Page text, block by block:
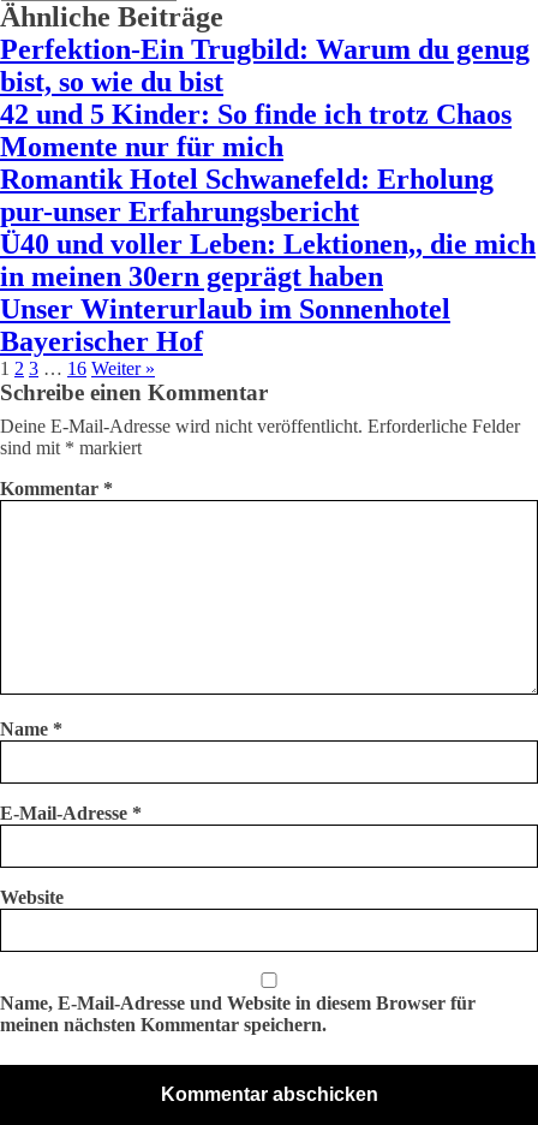
Ähnliche Beiträge
Perfektion-Ein Trugbild: Warum du genug
bist, so wie du bist
42 und 5 Kinder: So finde ich trotz Chaos
Momente nur für mich
Romantik Hotel Schwanefeld: Erholung
pur-unser Erfahrungsbericht
Ü40 und voller Leben: Lektionen,, die mich
in meinen 30ern geprägt haben
Unser Winterurlaub im Sonnenhotel
Bayerischer Hof
1 2 3 … 16 Weiter »
Schreibe einen Kommentar
Deine E-Mail-Adresse wird nicht veröffentlicht. Erforderliche Felder
sind mit * markiert
Kommentar *
Name *
E-Mail-Adresse *
Website
Name, E-Mail-Adresse und Website in diesem Browser für
meinen nächsten Kommentar speichern.